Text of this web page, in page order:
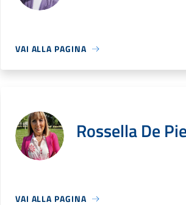
VAI ALLA PAGINA
Rossella De
VAI ALLA PAGINA